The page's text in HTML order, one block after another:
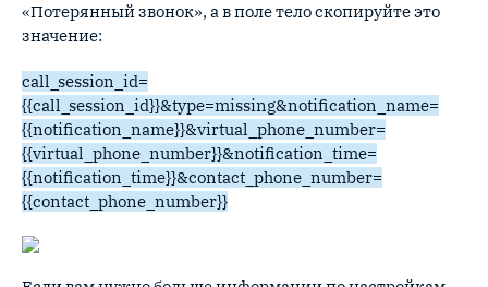
«Потерянный звонок», а в поле тело скопируйте это
значение:
call_session_id=
{{call_session_id}}&type=missing&notification_name=
{{notification_name}}&virtual_phone_number=
{{virtual_phone_number}}&notification_time=
{{notification_time}}&contact_phone_number=
{{contact_phone_number}}